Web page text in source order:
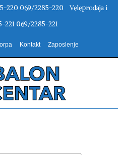
220 069/2285-220 Veleprodaja i
221 069/2285-221
Kontakt Zaposlenje